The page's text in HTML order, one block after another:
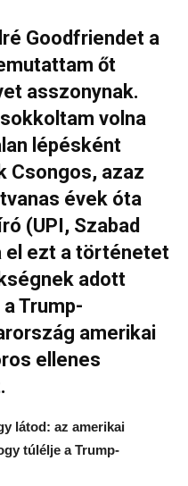
Goodfriendet a
őt
asszonynak.
volna
lépésként
Csongos, azaz
évek óta
(UPI, Szabad
el ezt a történetet
adott
Trump-
amerikai
ellenes
látod: az amerikai
túlélje a Trump-